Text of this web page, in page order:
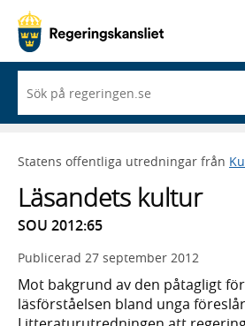
du
börjar
skriva
framträder
lista
med
sökförslag
Statens offentliga utredningar från
Läsandets kultur
SOU 2012:65
Publicerad 27 september 2012
Mot bakgrund av den påtagligt
läsförståelsen bland unga föreslår